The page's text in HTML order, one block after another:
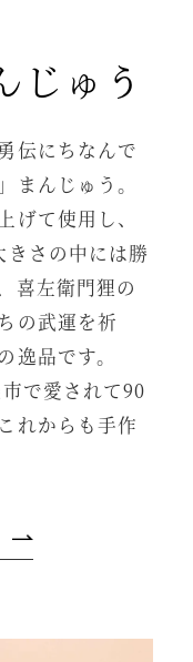
じゅう
伝にちなんで
まんじゅう。
げて使用し、
さの中には勝
喜左衛門狸の
の武運を祈
逸品です。
で愛されて90
れからも手作